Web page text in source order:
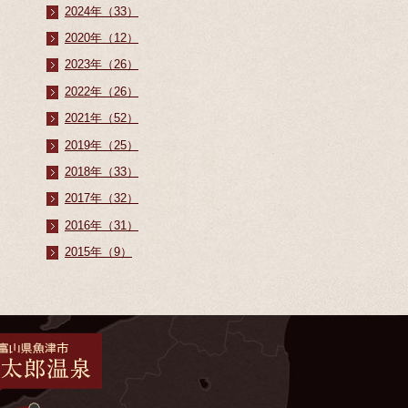
2024年（33）
2020年（12）
2023年（26）
2022年（26）
2021年（52）
2019年（25）
2018年（33）
2017年（32）
2016年（31）
2015年（9）